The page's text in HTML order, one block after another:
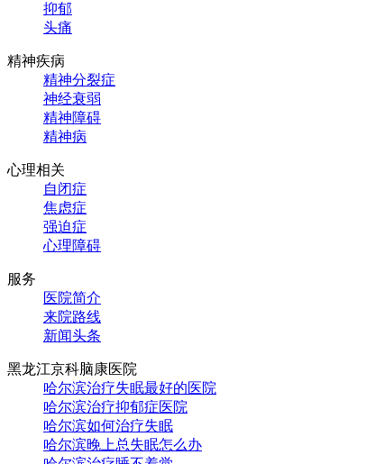
抑郁
头痛
精神疾病
精神分裂症
神经衰弱
精神障碍
精神病
心理相关
自闭症
焦虑症
强迫症
心理障碍
服务
医院简介
来院路线
新闻头条
黑龙江京科脑康医院
哈尔滨治疗失眠最好的医院
哈尔滨治疗抑郁症医院
哈尔滨如何治疗失眠
哈尔滨晚上总失眠怎么办